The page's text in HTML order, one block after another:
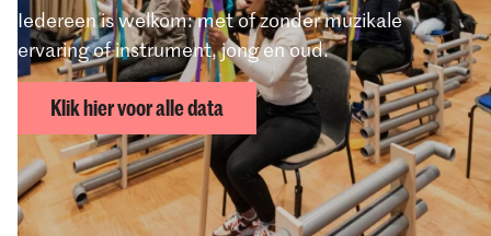
Iedereen is welkom: met of zonder muzikale
ervaring of instrument, jong en oud.
Klik hier voor alle data
Deel dit item